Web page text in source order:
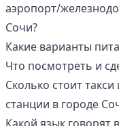
аэропорт/
Сочи?
Какие варианты
Что посмотреть и
Сколько стоит
станции в городе